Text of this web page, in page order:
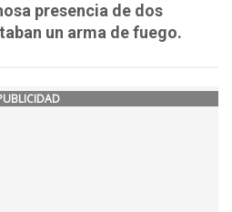
presencia de dos
un arma de fuego.